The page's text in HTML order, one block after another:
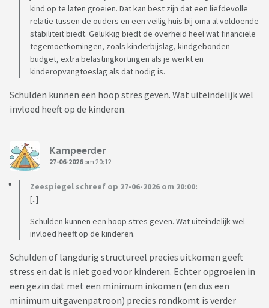
kind op te laten groeien. Dat kan best zijn dat een liefdevolle
relatie tussen de ouders en een veilig huis bij oma al voldoende
stabiliteit biedt. Gelukkig biedt de overheid heel wat financiële
tegemoetkomingen, zoals kinderbijslag, kindgebonden
budget, extra belastingkortingen als je werkt en
kinderopvangtoeslag als dat nodig is.
Schulden kunnen een hoop stres geven. Wat uiteindelijk wel
invloed heeft op de kinderen.
Kampeerder
27-06-2026om 20:12
Zeespiegel schreef op 27-06-2026 om 20:00:
[..]
Schulden kunnen een hoop stres geven. Wat uiteindelijk wel
invloed heeft op de kinderen.
Schulden of langdurig structureel precies uitkomen geeft
stress en dat is niet goed voor kinderen. Echter opgroeien in
een gezin dat met een minimum inkomen (en dus een
minimum uitgavenpatroon) precies rondkomt is verder